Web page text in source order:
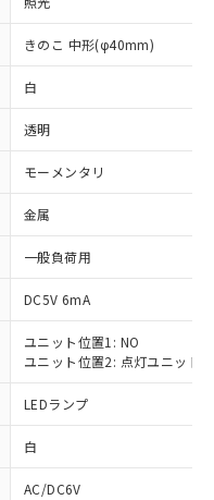
きのこ 中形(φ40mm)
白
透明
モーメンタリ
金属
一般負荷用
DC5V 6mA
ユニット位置1: NO
ユニット位置2: 点灯ユニット
LEDランプ
白
AC/DC6V
（10物質）の
供可能な商品で
10物質）の非含
る予定のある